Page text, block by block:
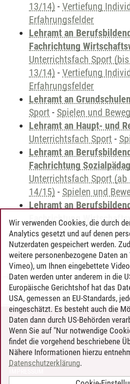
13/14) - Vertiefung
Erfahrungsfelder
Lehramt an
Fachrichtung
Unterrichtsfach Sport
13/14) - Vertiefung
Erfahrungsfelder
Lehramt an Grundschulen
Sport - Spielen und
Lehramt an Haupt- und
Unterrichtsfach Sport -
Lehramt an
Fachrichtung
Unterrichtsfach Sport (ab
14/15) - Spielen und
Lehramt an
Fachrichtung
Unterrichtsfach Sport (ab
14/15)-Spielen und
Timo Leder/30.06.2024
KONTAKT
LEUPHANA ALS ARBEITGEBER
INTRANET
Wir verwenden Cookies, die durch
Analytics gesetzt und auf denen
Nutzerdaten gespeichert werden.
weitere personenbezogene Daten
Vimeo), um Ihnen eingebettete
Daten werden unter anderem in die
Europäische Gerichtshof hat das
USA, gemessen an EU-Standards,
eingeschätzt. Es besteht auch die
Daten dann durch US-Behörden
Wenn Sie auf "Nur notwendige
findet die vorgehend beschriebene
Nähere Informationen hierzu
Datenschutzerklärung.